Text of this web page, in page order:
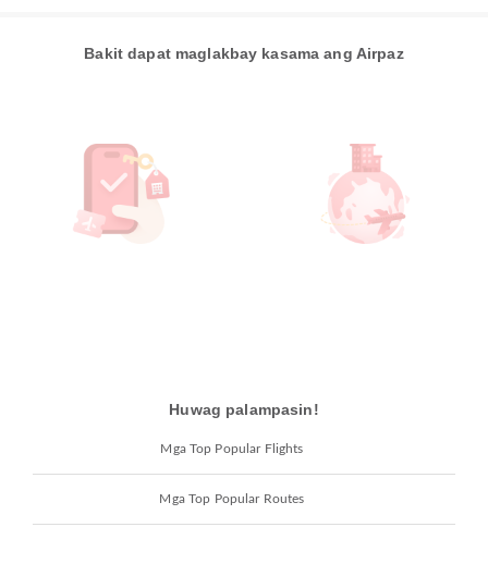
Bakit dapat maglakbay kasama ang Airpaz
Huwag palampasin!
Mga Top Popular Flights
Mga Top Popular Routes